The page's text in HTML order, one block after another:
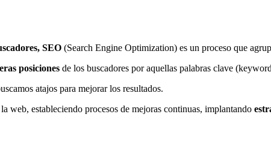
SEO (Search Engine Optimization) es un proceso que
posiciones de los buscadores por aquellas palabras clave
atajos para mejorar los resultados.
web, estableciendo procesos de mejoras continuas, implantando